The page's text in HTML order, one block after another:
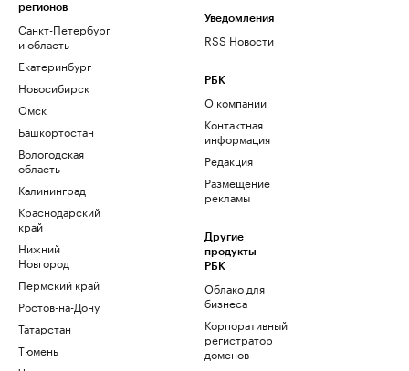
регионов
Санкт-Петербург
и область
Екатеринбург
Новосибирск
Омск
Башкортостан
Вологодская
область
Калининград
Краснодарский
край
Нижний
Новгород
Пермский край
Ростов-на-Дону
Татарстан
Тюмень
Уведомления
RSS Новости
РБК
О компании
Контактная
информация
Редакция
Размещение
рекламы
Другие
продукты
РБК
Облако для
бизнеса
Корпоративный
регистратор
доменов